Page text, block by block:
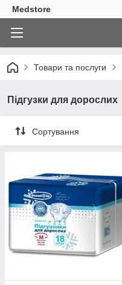
Medstore
Товари та послуги
Підгузки для дорослих
Сортування